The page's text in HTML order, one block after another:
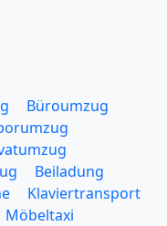
Büroumzug
Beiladung
Klaviertransport
Möbeltaxi